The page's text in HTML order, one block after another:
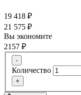
19 418 ₽
21 575 ₽
Вы экономите
2157 ₽
-
Количество
+